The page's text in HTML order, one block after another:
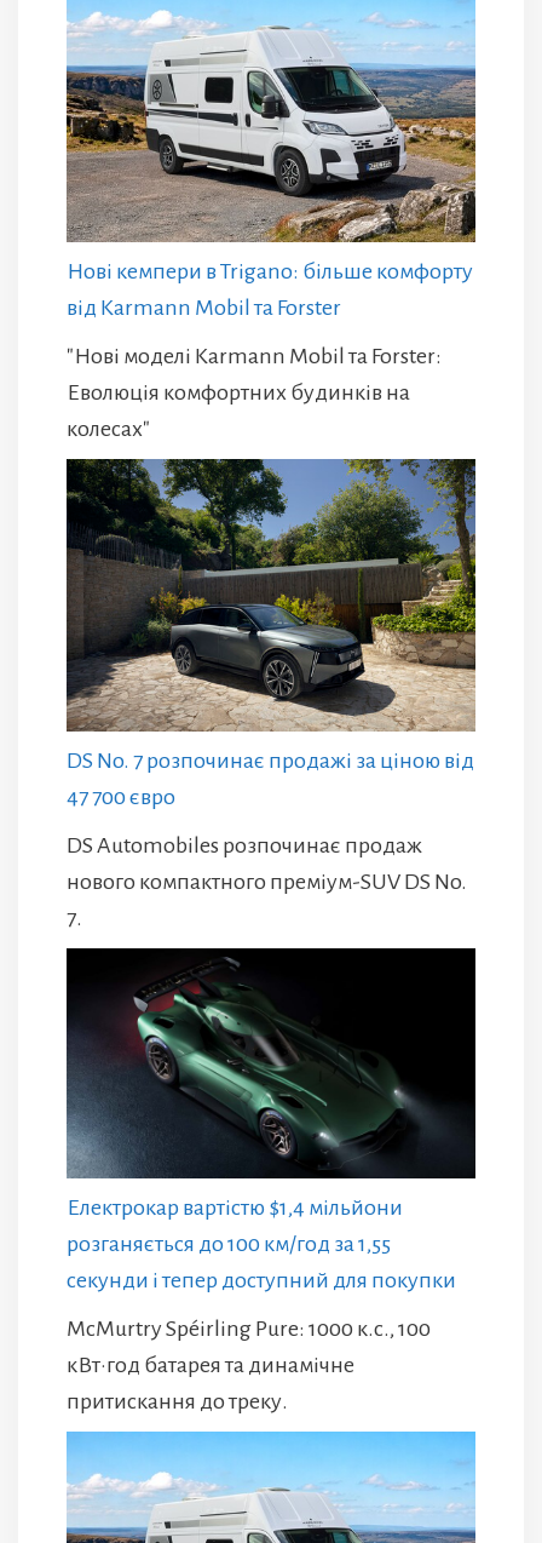
Нові кемпери в Trigano: більше комфорту
від Karmann Mobil та Forster
"Нові моделі Karmann Mobil та Forster:
Еволюція комфортних будинків на
колесах"
DS No. 7 розпочинає продажі за ціною від
47 700 євро
DS Automobiles розпочинає продаж
нового компактного преміум-SUV DS No.
7.
Електрокар вартістю $1,4 мільйони
розганяється до 100 км/год за 1,55
секунди і тепер доступний для покупки
McMurtry Spéirling Pure: 1000 к.с., 100
кВт·год батарея та динамічне
притискання до треку.